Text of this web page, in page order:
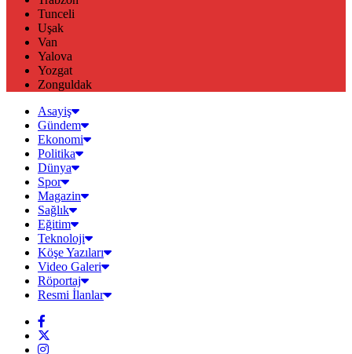
Tunceli
Uşak
Van
Yalova
Yozgat
Zonguldak
Asayiş
Gündem
Ekonomi
Politika
Dünya
Spor
Magazin
Sağlık
Eğitim
Teknoloji
Köşe Yazıları
Video Galeri
Röportaj
Resmi İlanlar